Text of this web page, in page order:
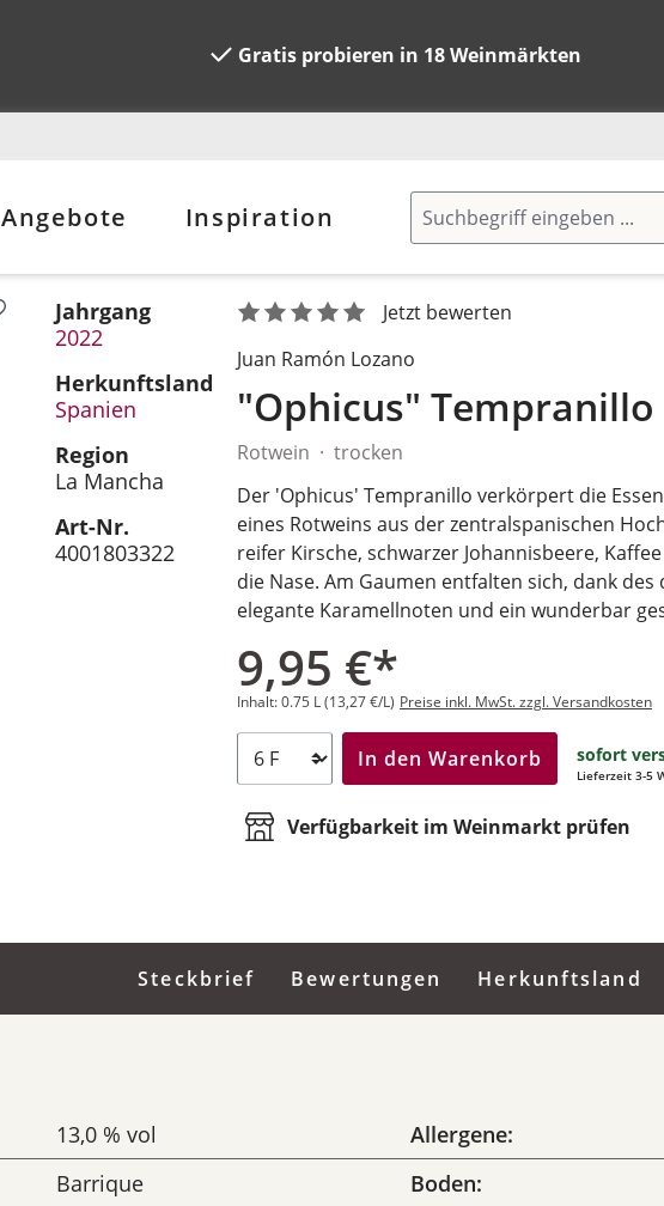
Gratis probieren in 18 Weinmärkten
Angebote Inspiration
Jahrgang
2022
Herkunftsland
Spanien
Region
La Mancha
Art-Nr.
4001803322
Jetzt bewerten
Juan Ramón Lozano
"Ophicus" Tempranillo
Rotwein
trocken
Der 'Ophicus' Tempranillo verkörpert die
eines Rotweins aus der zentralspanischen
reifer Kirsche, schwarzer Johannisbeere,
die Nase. Am Gaumen entfalten sich, dank
elegante Karamellnoten und ein wunderbar
9,95 €*
Inhalt:0.75 L(13,27 €/L) Preise inkl. MwSt. zzgl. Versandkosten
In den Warenkorb sofort
Lieferzeit 3-5
Verfügbarkeit im Weinmarkt prüfen
Steckbrief Bewertungen Herkunftsland
13,0 % vol
Allergene:
Barrique
Boden: